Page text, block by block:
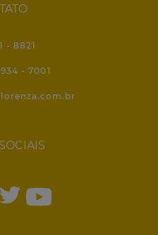
- 8821
- 7001